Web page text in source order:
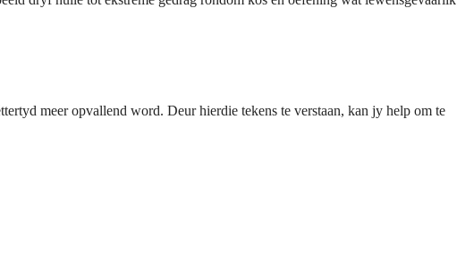
meer opvallend word. Deur hierdie tekens te verstaan, kan jy help om te